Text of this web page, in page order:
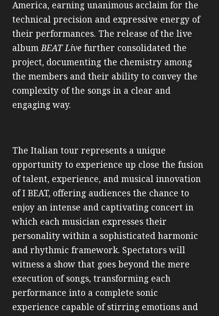
America, earning unanimous acclaim for the
technical precision and expressive energy of
their performances. The release of the live
albumBEAT Live further consolidated the
project, documenting the chemistry among
the members and their ability to convey the
complexity of the songs in a clear and
engaging way.
The Italian tour represents a unique
opportunity to experience up close the fusion
of talent, experience, and musical innovation
of I BEAT, offering audiences the chance to
enjoy an intense and captivating concert in
which each musician expresses their
personality within a sophisticated harmonic
and rhythmic framework. Spectators will
witness a show that goes beyond the mere
execution of songs, transforming each
performance into a complete sonic
experience capable of stirring emotions and